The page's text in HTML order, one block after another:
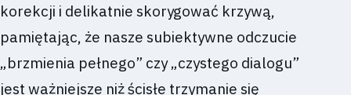
korekcji i delikatnie skorygować krzywą,
pamiętając, że nasze subiektywne odczucie
„brzmienia pełnego” czy „czystego dialogu”
jest ważniejsze niż ścisłe trzymanie się